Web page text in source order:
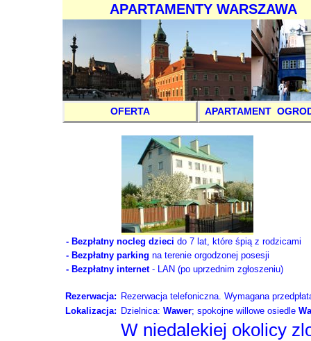
APARTAMENTY WARSZAWA
OFERTA APARTAMENT
- Bezpłatny nocleg dzieci do 7 lat, które śpią z rodzicami
- Bezpłatny parking na terenie orgodzonej posesji
- Bezpłatny internet- LAN (po uprzednim zgłoszeniu)
Rezerwacja: Rezerwacja telefoniczna. Wymagana
Lokalizacja: Dzielnica: Wawer; spokojne willowe osiedle
W niedalekiej okolicy